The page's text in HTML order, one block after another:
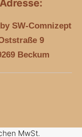
Adresse:
SW-Comnizept
9
Beckum
MwSt.